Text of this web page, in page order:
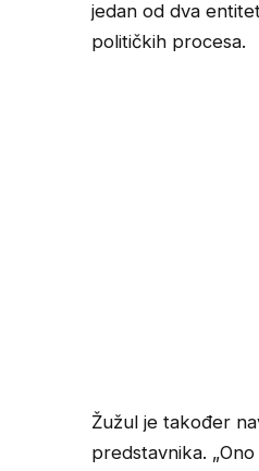
jedan od dva
političkih procesa.
Žužul je također
predstavnika.